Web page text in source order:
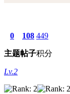
0
主题
108
帖子
449
积分
Lv.2